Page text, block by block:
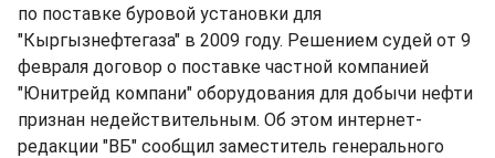
по поставке буровой установки для
"Кыргызнефтегаза" в 2009 году. Решением судей от 9
февраля договор о поставке частной компанией
"Юнитрейд компани" оборудования для добычи нефти
признан недействительным. Об этом интернет-
редакции "ВБ" сообщил заместитель генерального